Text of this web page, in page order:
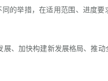
的举措，在适用范围、进度要
、加快构建新发展格局、推动